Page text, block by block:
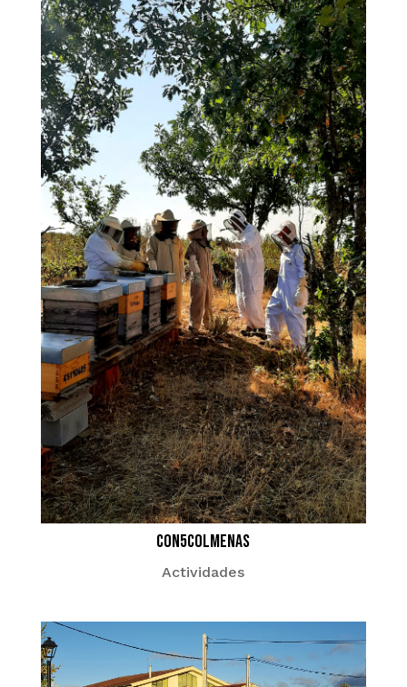
con5colmenas
Actividades